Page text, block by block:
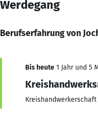
Werdegang
Berufserfahrung von
Bis heute 1 Jahr und 5